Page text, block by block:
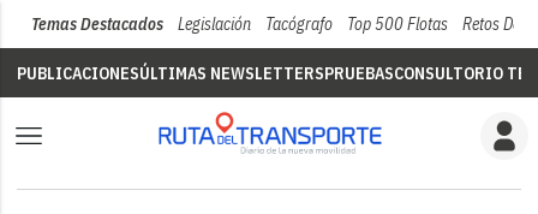
Temas Destacados Legislación Tacógrafo Top 500 Flotas Retos Del
PUBLICACIONESÚLTIMAS NEWSLETTERSPRUEBASCONSULTORIO